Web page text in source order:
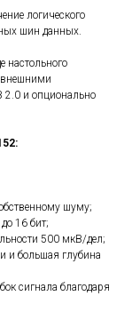
логического
шин данных.
настольного
внешними
2.0 и опционально
шуму;
16 бит;
500 мкВ/дел;
и большая глубина
сигнала благодаря